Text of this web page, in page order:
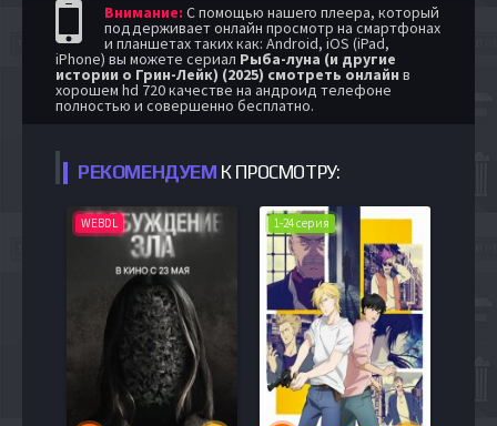
Внимание: С помощью нашего плеера, который
поддерживает онлайн просмотр на смартфонах
и планшетах таких как: Android, iOS (iPad,
iPhone) вы можете сериал Рыба-луна (и другие
истории о Грин-Лейк) (2025) смотреть онлайн в
хорошем hd 720 качестве на андроид телефоне
полностью и совершенно бесплатно.
РЕКОМЕНДУЕМ К ПРОСМОТРУ:
WEBDL 1-24 серия